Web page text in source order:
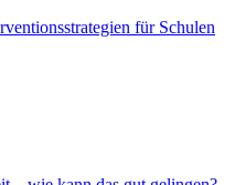
für Schulen